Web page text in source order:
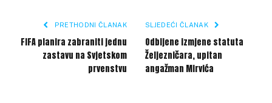
PRETHODNI ČLANAK
FIFA planira zabraniti jednu
zastavu na Svjetskom
prvenstvu
SLJEDEĆI ČLANAK
Odbijene izmjene statuta
Željezničara, upitan
angažman Mirvića